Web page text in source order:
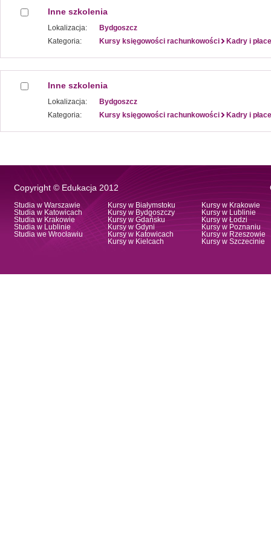
Inne szkolenia
Lokalizacja:
Bydgoszcz
Kategoria:
Kursy księgowości rachunkowości Kadry i płace
Inne szkolenia
Lokalizacja:
Bydgoszcz
Kategoria:
Kursy księgowości rachunkowości Kadry i płace
Copyright © Edukacja 2012
Studia w Warszawie
Studia w Katowicach
Studia w Krakowie
Studia w Lublinie
Studia we Wrocławiu
Kursy w Białymstoku
Kursy w Bydgoszczy
Kursy w Gdańsku
Kursy w Gdyni
Kursy w Katowicach
Kursy w Kielcach
Kursy w Krakowie
Kursy w Lublinie
Kursy w Łodzi
Kursy w Poznaniu
Kursy w Rzeszowie
Kursy w Szczecinie